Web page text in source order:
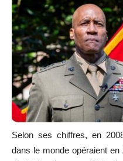
Selon ses chiffres, en
dans le monde opéraient en